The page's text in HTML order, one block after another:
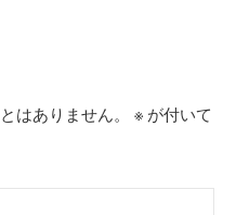
はありません。 ※ が付いて